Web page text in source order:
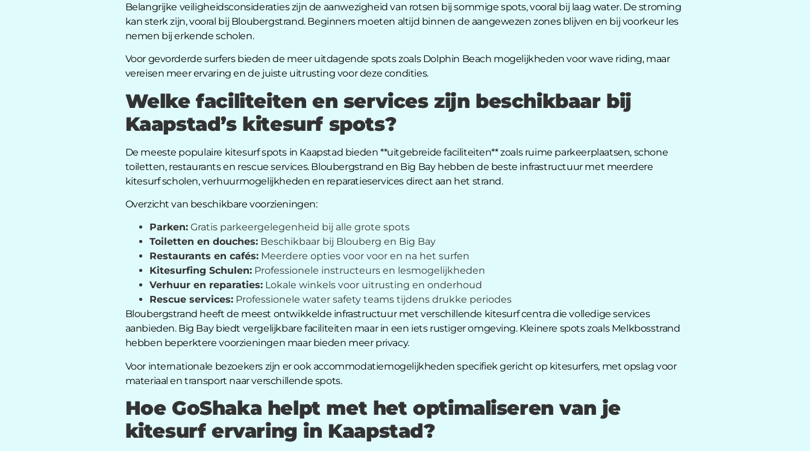
Belangrijke veiligheidsconsideraties zijn de aanwezigheid van rotsen bij sommige spots, vooral bij laag water. De stroming
kan sterk zijn, vooral bij Bloubergstrand. Beginners moeten altijd binnen de aangewezen zones blijven en bij voorkeur les
nemen bij erkende scholen.
Voor gevorderde surfers bieden de meer uitdagende spots zoals Dolphin Beach mogelijkheden voor wave riding, maar
vereisen meer ervaring en de juiste uitrusting voor deze condities.
Welke faciliteiten en services zijn beschikbaar bij
Kaapstad’s kitesurf spots?
De meeste populaire kitesurf spots in Kaapstad bieden **uitgebreide faciliteiten** zoals ruime parkeerplaatsen, schone
toiletten, restaurants en rescue services. Bloubergstrand en Big Bay hebben de beste infrastructuur met meerdere
kitesurf scholen, verhuurmogelijkheden en reparatieservices direct aan het strand.
Overzicht van beschikbare voorzieningen:
Parken:Gratis parkeergelegenheid bij alle grote spots
Toiletten en douches:Beschikbaar bij Blouberg en Big Bay
Restaurants en cafés:Meerdere opties voor voor en na het surfen
Kitesurfing Schulen:Professionele instructeurs en lesmogelijkheden
Verhuur en reparaties:Lokale winkels voor uitrusting en onderhoud
Rescue services:Professionele water safety teams tijdens drukke periodes
Bloubergstrand heeft de meest ontwikkelde infrastructuur met verschillende kitesurf centra die volledige services
aanbieden. Big Bay biedt vergelijkbare faciliteiten maar in een iets rustiger omgeving. Kleinere spots zoals Melkbosstrand
hebben beperktere voorzieningen maar bieden meer privacy.
Voor internationale bezoekers zijn er ook accommodatiemogelijkheden specifiek gericht op kitesurfers, met opslag voor
materiaal en transport naar verschillende spots.
Hoe GoShaka helpt met het optimaliseren van je
kitesurf ervaring in Kaapstad?